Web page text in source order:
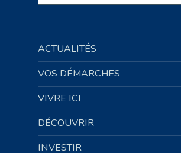
ACTUALITÉS
VOS DÉMARCHES
VIVRE ICI
DÉCOUVRIR
INVESTIR